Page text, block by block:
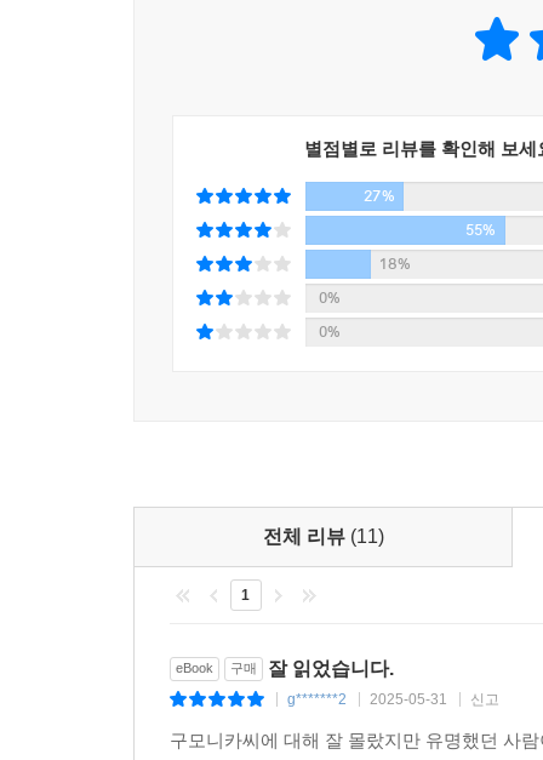
Season7. ‘혼자라는 사실’을 기꺼이 받아들이기
독신과 금욕, 정조, 순결
결혼하지 않음으로써 얻은 것들
가족과의 관계 개선하기
마음의 평화는 언제쯤 오려나
능동적 독신, 자발적 싱글을 위하여
별점별로 리뷰를 확인해 보세
27%
55%
18%
0%
0%
전체 리뷰 (11)
1
eBook 구매 잘 읽었습니다.
g*******2 2025-05-31 신고
구모니카씨에 대해 잘 몰랐지만 유명했던 사